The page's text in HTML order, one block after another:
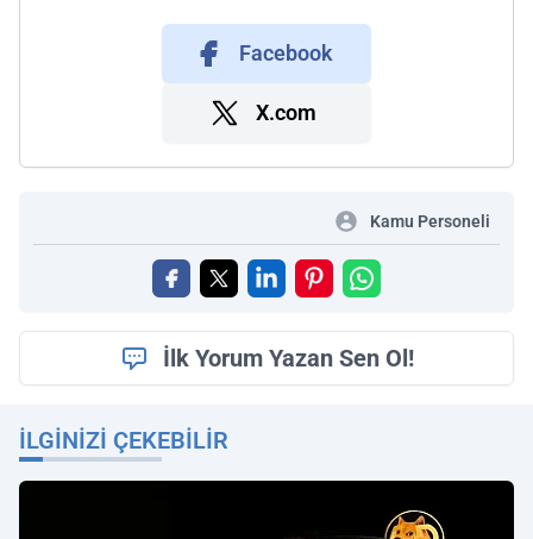
Facebook
X.com
Kamu Personeli
İlk Yorum Yazan Sen Ol!
İLGINIZI ÇEKEBILIR